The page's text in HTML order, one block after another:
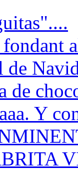
de
de
Y